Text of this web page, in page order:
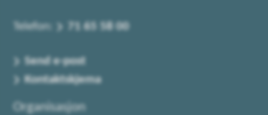
Telefon: 71 65 58 00
Send e-post
Kontaktskjema
Organisasjon